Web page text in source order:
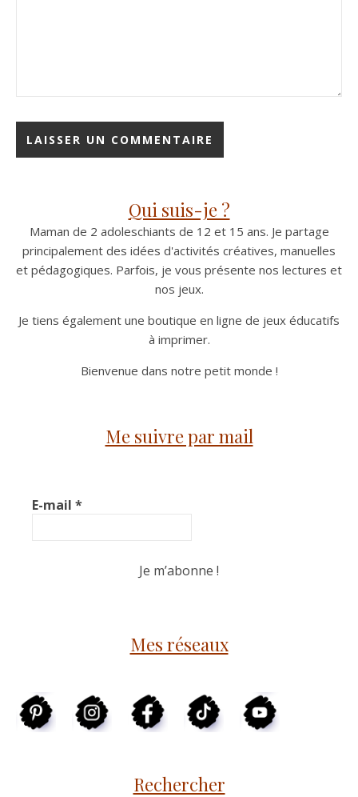
Qui suis-je ?
Maman de 2 adoleschiants de 12 et 15 ans. Je partage
principalement des idées d'activités créatives, manuelles
et pédagogiques. Parfois, je vous présente nos lectures et
nos jeux.
Je tiens également une boutique en ligne de jeux éducatifs
à imprimer.
Bienvenue dans notre petit monde !
Me suivre par mail
E-mail *
Mes réseaux
Rechercher